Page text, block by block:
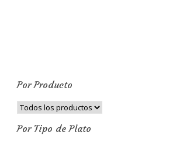
Por Producto
Por Tipo de Plato